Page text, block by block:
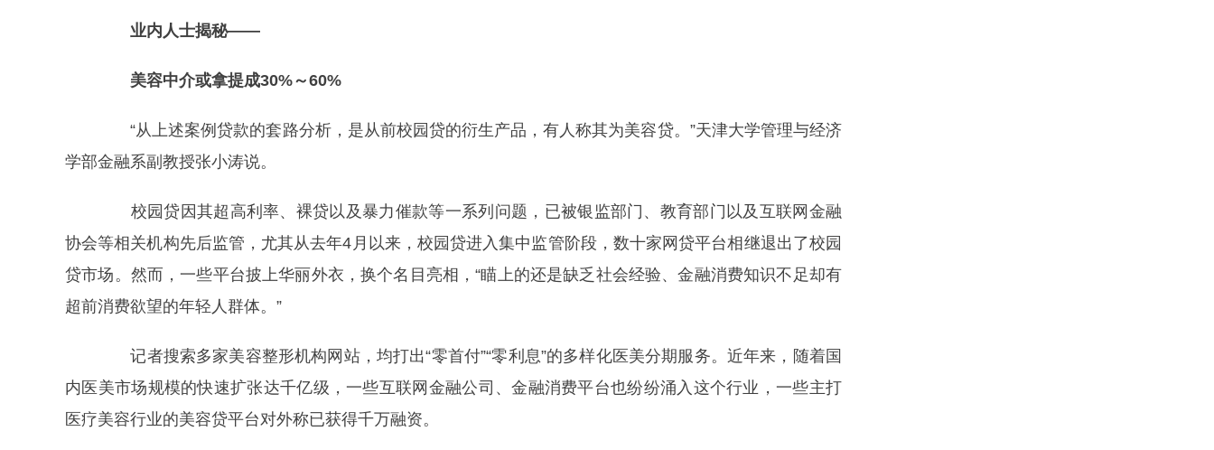
业内人士揭秘——
美容中介或拿提成30%～60%
“从上述案例贷款的套路分析，是从前校园贷的衍生产品，有人称其为美容贷。”天津大学管理与经济
学部金融系副教授张小涛说。
校园贷因其超高利率、裸贷以及暴力催款等一系列问题，已被银监部门、教育部门以及互联网金融
协会等相关机构先后监管，尤其从去年4月以来，校园贷进入集中监管阶段，数十家网贷平台相继退出了校园
贷市场。然而，一些平台披上华丽外衣，换个名目亮相，“瞄上的还是缺乏社会经验、金融消费知识不足却有
超前消费欲望的年轻人群体。”
记者搜索多家美容整形机构网站，均打出“零首付”“零利息”的多样化医美分期服务。近年来，随着国
内医美市场规模的快速扩张达千亿级，一些互联网金融公司、金融消费平台也纷纷涌入这个行业，一些主打
医疗美容行业的美容贷平台对外称已获得千万融资。